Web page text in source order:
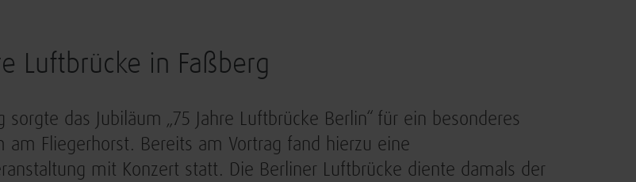
Luftbrücke in Faßberg
sorgte das Jubiläum „75 Jahre Luftbrücke Berlin“ für ein besonderes
am Fliegerhorst. Bereits am Vortrag fand hierzu eine
mit Konzert statt. Die Berliner Luftbrücke diente damals der